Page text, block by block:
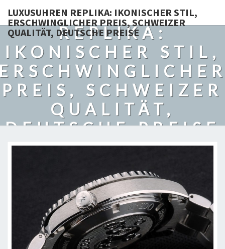
LUXUSUHREN REPLIKA: IKONISCHER STIL,
ERSCHWINGLICHER PREIS, SCHWEIZER
QUALITÄT, DEUTSCHE PREISE
LUXUSUHREN
REPLIKA:
IKONISCHER STIL,
PREIS, SCHWEIZER
QUALITÄT,
DEUTSCHE PREISE